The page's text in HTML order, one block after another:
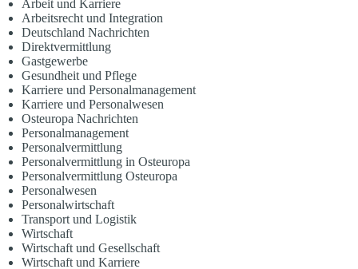
Arbeit und Karriere
Arbeitsrecht und Integration
Deutschland Nachrichten
Direktvermittlung
Gastgewerbe
Gesundheit und Pflege
Karriere und Personalmanagement
Karriere und Personalwesen
Osteuropa Nachrichten
Personalmanagement
Personalvermittlung
Personalvermittlung in Osteuropa
Personalvermittlung Osteuropa
Personalwesen
Personalwirtschaft
Transport und Logistik
Wirtschaft
Wirtschaft und Gesellschaft
Wirtschaft und Karriere